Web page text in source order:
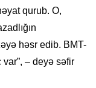
qurub. O,
həsr edib. BMT-
– deyə səfir